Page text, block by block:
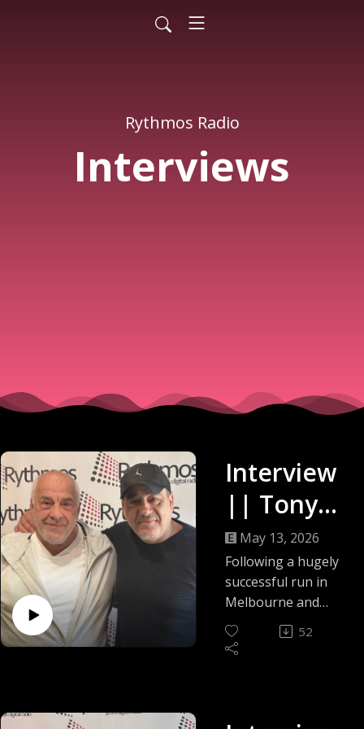
Rythmos Radio
Interviews
Interview
|| Tony
Nikolakop
oulos ||
The Greek
Breakfast
Show ||
May 13, 2026
Following a hugely
successful run in
Melbourne and
Sydney, The Life of
Byron returns to
Kapiniaris alongside
52